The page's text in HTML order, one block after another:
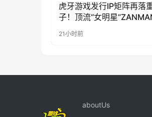
虎牙游戏发行IP矩阵再落
子！顶流“女明星
奇遇》惊喜曝光
21小时前
aboutUs